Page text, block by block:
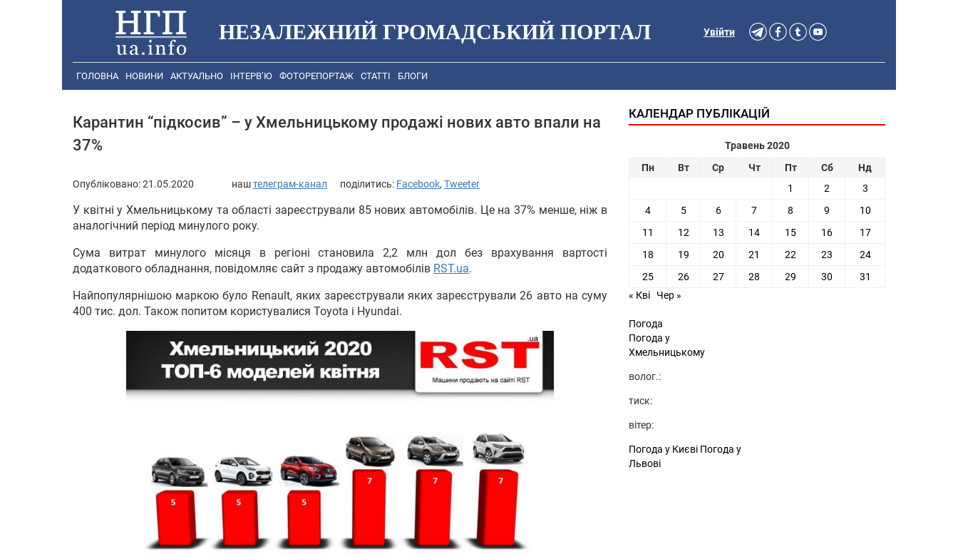
НЕЗАЛЕЖНИЙ ГРОМАДСЬКИЙ ПОРТАЛ Увійти
ГОЛОВНА НОВИНИ АКТУАЛЬНО ІНТЕРВ’Ю ФОТОРЕПОРТАЖ СТАТТІ БЛОГИ
Карантин “підкосив” – у Хмельницькому продажі нових авто впали на
37%
Опубліковано:21.05.2020 наштелеграм-канал поділитись: Facebook, Tweeter
У квітні у Хмельницькому та області зареєстрували 85 нових автомобілів. Це на 37% менше, ніж в
аналогічний період минулого року.
Сума витрат минулого місяця в регіоні становила 2,2 млн дол без врахування вартості
додаткового обладнання, повідомляє сайт з продажу автомобілів RST.ua.
Найпопулярнішою маркою було Renault, яких зареєстрували яких зареєстрували 26 авто на суму
400 тис. дол. Також попитом користувалися Toyota і Hyundai.
КАЛЕНДАР ПУБЛІКАЦІЙ
Травень 2020
Пн
Вт Ср Чт Пт Сб
Нд
1
2
3
4
5 6 7 8 9
10
11
12 13 14 15 16
17
18
19 20 21 22 23
24
25
26 27 28 29 30
31
« Кві
Чер »
Погода
Погода у
Хмельницькому
волог.:
тиск:
вітер:
Погода у Києві Погода у
Львові